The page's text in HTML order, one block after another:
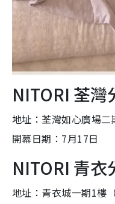
NITORI 荃灣
地址：荃灣如心廣場
開幕日期：7月17日
NITORI 青衣
地址：青衣城一期1樓（